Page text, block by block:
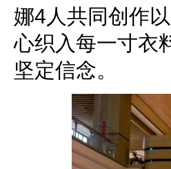
娜4人共同创作
心织入每一寸衣
坚定信念。